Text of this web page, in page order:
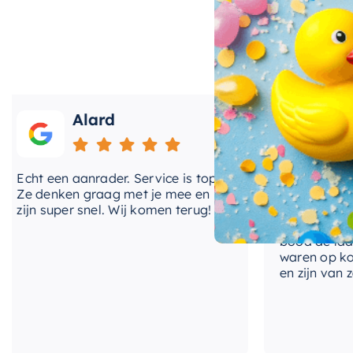
Dit bad is niet alleen stijlvol, maar ook gebouwd
hoogwaardige materialen die bestand zijn tegen
kunnen doorstaan. De comfortabele vorm en
ontspannende baden. Of u nu aan het eind van
genieten van een rustig moment voor uzelf, het
Alard
een aanrader. Service is top!
denken graag met je mee en
super snel. Wij komen terug!
Roos
Onlangs heb ik
kranen van
BadenVloer. Ik
prijzen
bood de laagste
waren op korte
en zijn van zeer